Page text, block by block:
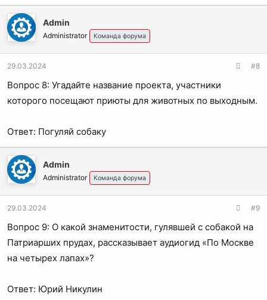
Admin
Administrator Команда форума
29.03.2024 #8
Вопрос 8: Угадайте название проекта, участники
которого посещают приюты для животных по выходным.
Ответ: Погуляй собаку
Admin
Administrator Команда форума
29.03.2024 #9
Вопрос 9: О какой знаменитости, гулявшей с собакой на
Патриарших прудах, рассказывает аудиогид «По Москве
на четырех лапах»?
Ответ: Юрий Никулин